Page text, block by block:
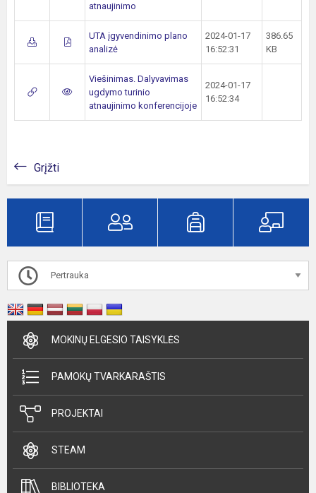
atnaujinimo
UTA įgyvendinimo plano
analizė
2024-01-17
16:52:31
386.65
KB
Viešinimas. Dalyvavimas
ugdymo turinio
atnaujinimo konferencijoje
2024-01-17
16:52:34
Grįžti
Pertrauka
MOKINŲ ELGESIO TAISYKLĖS
PAMOKŲ TVARKARAŠTIS
PROJEKTAI
STEAM
BIBLIOTEKA